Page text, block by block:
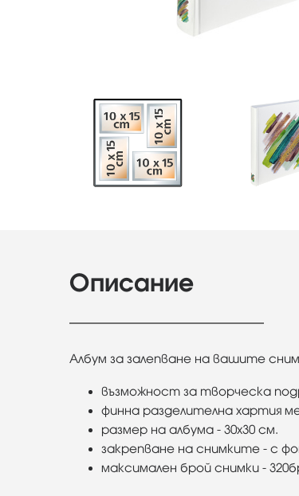
Описание
Албум за залепване на вашите
възможност за творческа
финна разделителна хартия
размер на албума - 30х30 см.
закрепване на снимките - с
максимален брой снимки -